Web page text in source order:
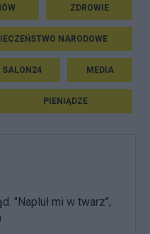
ZDROWIE
NARODOWE
SALON24 MEDIA
PIENIĄDZE
"Napluł mi w twarz",